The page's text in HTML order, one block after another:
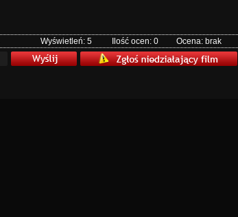
Wyświetleń: 5 Ilość ocen: 0 Ocena: brak